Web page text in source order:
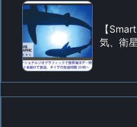
【
気、衛